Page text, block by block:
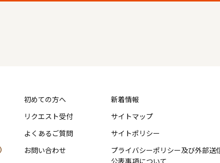
初めての方へ
リクエスト受付
よくあるご質問
お問い合わせ
新着情報
サイトマップ
サイトポリシー
プライバシーポリシー及び外部送
公表事項について